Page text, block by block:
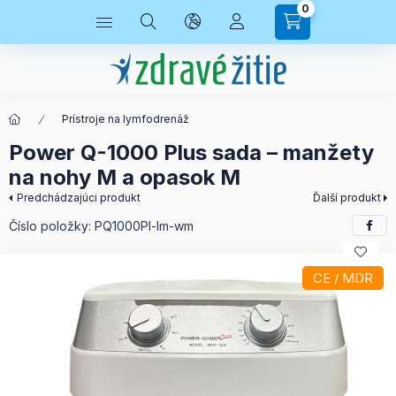
0
Prístroje na lymfodrenáž
Power Q-1000 Plus sada – manžety
na nohy M a opasok M
Predchádzajúci produkt Ďalší produkt
Číslo položky: PQ1000Pl-lm-wm
CE / MDR